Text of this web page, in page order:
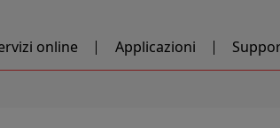
online Applicazioni